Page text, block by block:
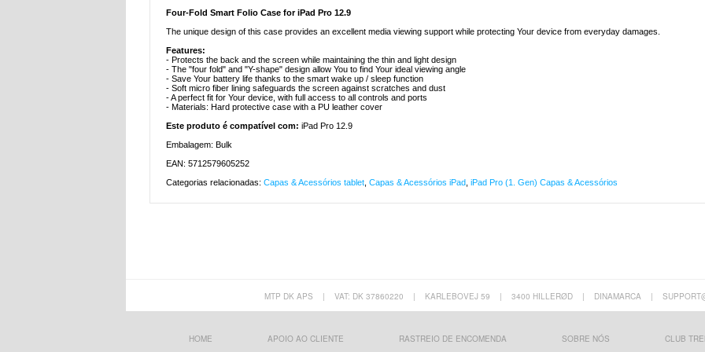
Four-Fold Smart Folio Case for iPad Pro 12.9
The unique design of this case provides an excellent media viewing support while protecting Your device from everyday damages.
Features:
- Protects the back and the screen while maintaining the thin and light design
- The "four fold" and "Y-shape" design allow You to find Your ideal viewing angle
- Save Your battery life thanks to the smart wake up / sleep function
- Soft micro fiber lining safeguards the screen against scratches and dust
- A perfect fit for Your device, with full access to all controls and ports
- Materials: Hard protective case with a PU leather cover
Este produto é compatível com: iPad Pro 12.9
Embalagem: Bulk
EAN: 5712579605252
Categorias relacionadas: Capas & Acessórios tablet Capas & Acessórios iPad iPad Pro (1. Gen) Capas & Acessórios
MTP DK APS | VAT: DK 37860220 | KARLEBOVEJ 59 | 3400 HILLERØD | DINAMARCA |
HOME APOIO AO CLIENTE RASTREIO DE ENCOMENDA SOBRE NÓS CLUB